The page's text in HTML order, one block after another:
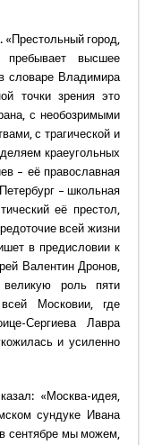
«Престольный город,
высшее
словаре Владимира
точки зрения это
с необозримыми
с трагической и
краеугольных
– её православная
– школьная
её престол,
всей жизни
в предисловии к
Валентин Дронов,
роль пяти
Московии, где
Сергиева Лавра
и усиленно
«Москва-идея,
сундуке Ивана
сентябре мы можем,